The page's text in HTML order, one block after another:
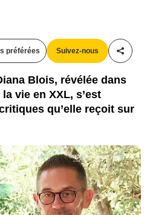
préférées Suivez-nous
Blois, révélée dans
vie en XXL, s’est
qu’elle reçoit sur